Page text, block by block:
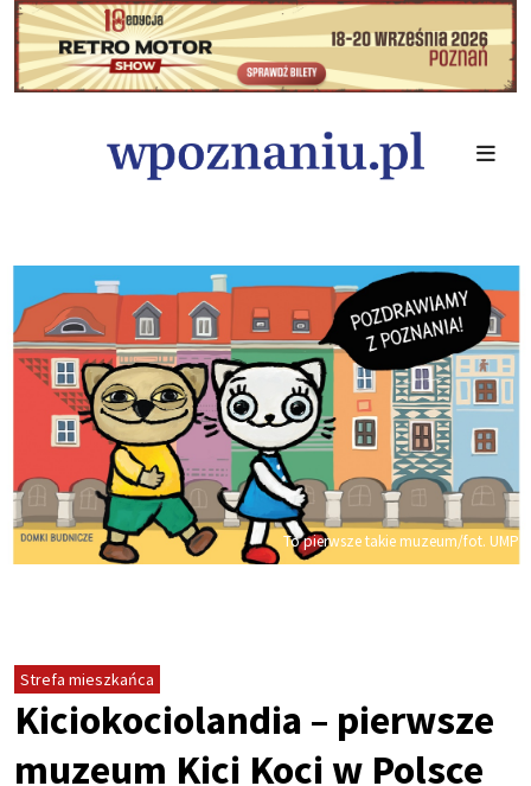
To pierwsze takie muzeum/fot. UMP
Strefa mieszkańca
Kiciokociolandia – pierwsze
muzeum Kici Koci w Polsce